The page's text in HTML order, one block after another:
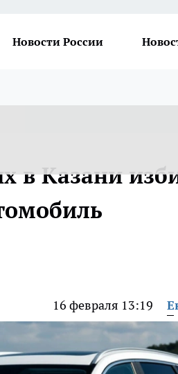
Новости России
в Казани
16 февраля 13:19